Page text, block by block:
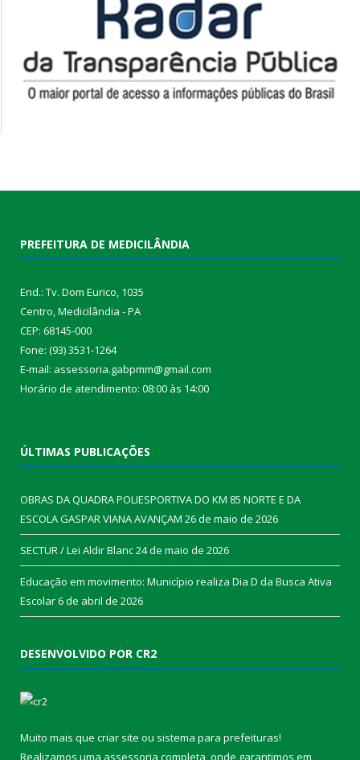
PREFEITURA DE MEDICILÂNDIA
End.: Tv. Dom Eurico, 1035
Centro, Medicilândia - PA
CEP: 68145-000
Fone: (93) 3531-1264
E-mail: assessoria.gabpmm@gmail.com
Horário de atendimento: 08:00 às 14:00
ÚLTIMAS PUBLICAÇÕES
OBRAS DA QUADRA POLIESPORTIVA DO KM 85 NORTE E DA
ESCOLA GASPAR VIANA AVANÇAM 26 de maio de 2026
SECTUR / Lei Aldir Blanc24 de maio de 2026
Educação em movimento: Município realiza Dia D da Busca Ativa
Escolar6 de abril de 2026
DESENVOLVIDO POR CR2
Muito mais que criar site ou sistema para prefeituras!
Realizamos uma assessoria completa, onde garantimos em